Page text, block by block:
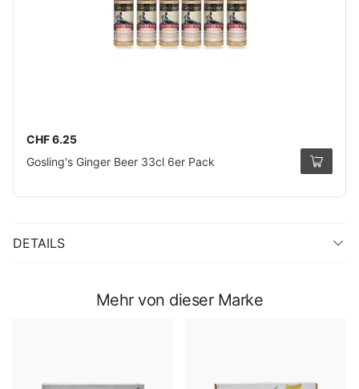
CHF 6.25
Gosling's Ginger Beer 33cl 6er Pack
DETAILS
Mehr von dieser Marke